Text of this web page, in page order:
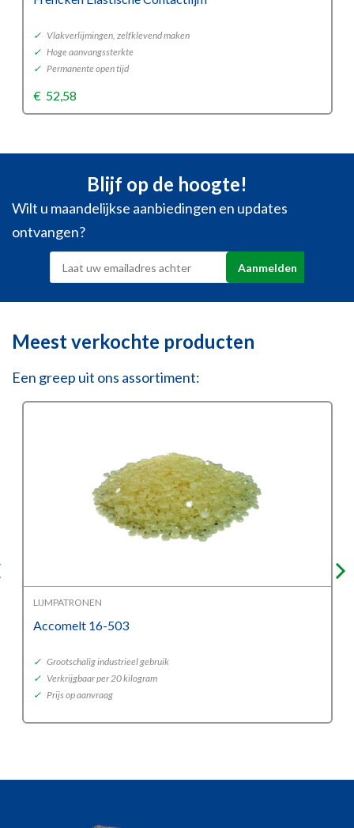
✓ Vlakverlijmingen, zelfklevend maken
✓ Hoge aanvangssterkte
✓ Permanente open tijd
€ 52,58
Blijf op de hoogte!
Wilt u maandelijkse aanbiedingen en updates
ontvangen?
Meest verkochte producten
Een greep uit ons assortiment:
LIJMPATRONEN
Accomelt 16-503
✓ Grootschalig industrieel gebruik
✓ Verkrijgbaar per 20 kilogram
✓ Prijs op aanvraag